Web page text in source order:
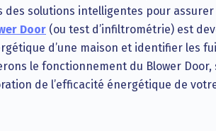
solutions intelligentes pour assurer
Door (ou test d’infiltrométrie) est
d’une maison et identifier les
le fonctionnement du Blower Door,
de l’efficacité énergétique de